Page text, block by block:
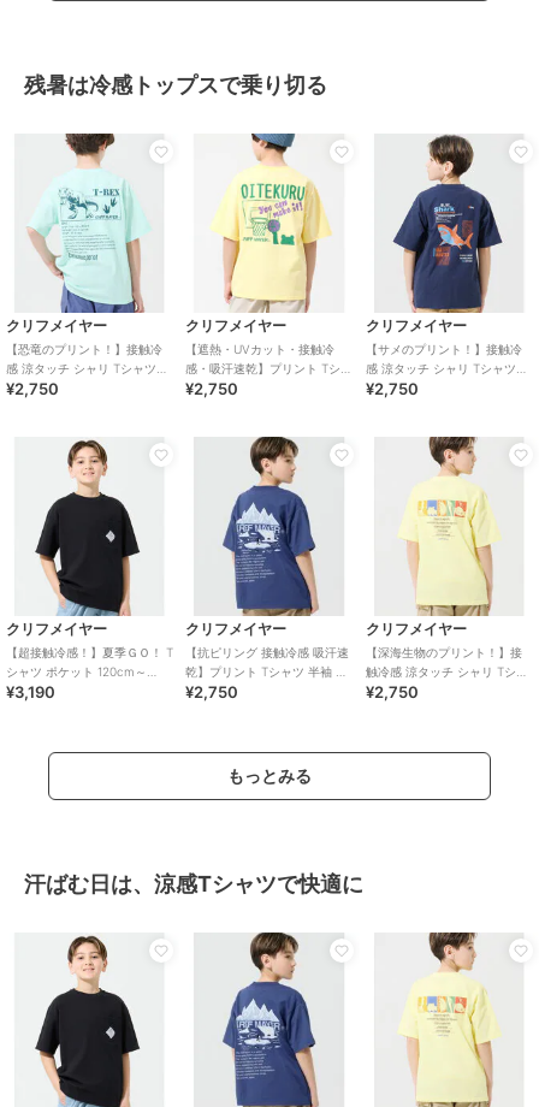
残暑は冷感トップスで乗り切る
クリフメイヤー
【恐竜のプリント！】接触冷
感 涼タッチ シャリ Tシャツ
120cm～170cm
¥2,750
クリフメイヤー
【遮熱・UVカット・接触冷
感・吸汗速乾】プリント Tシャ
ツ OITEKURU 120cm～170cm
¥2,750
クリフメイヤー
【サメのプリント！】接触冷
感 涼タッチ シャリ Tシャツ
120cm～170cm
¥2,750
クリフメイヤー
【超接触冷感！】夏季ＧＯ！ T
シャツ ポケット 120cm～
170cm
¥3,190
クリフメイヤー
【抗ピリング 接触冷感 吸汗速
乾】プリント Tシャツ 半袖 北
極 120cm～170cm
¥2,750
クリフメイヤー
【深海生物のプリント！】接
触冷感 涼タッチ シャリ Tシャ
ツ 120cm～170cm
¥2,750
もっとみる
汗ばむ日は、涼感Tシャツで快適に